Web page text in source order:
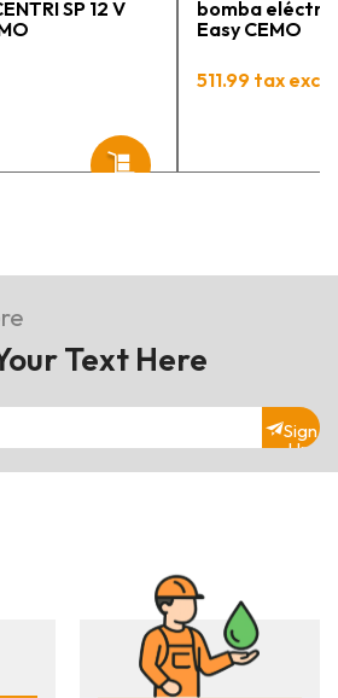
SP 12 V
bomba
Easy CEMO
511.99 tax excl.
Text Here
Sign
Up